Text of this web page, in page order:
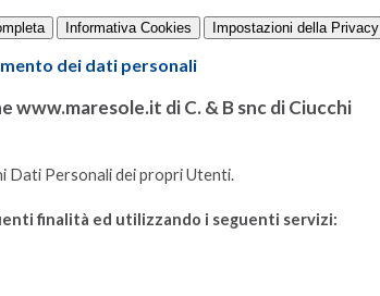
Informativa Cookies Impostazioni della Privacy
dei dati personali
www.maresole.it di C. & B snc di Ciucchi
Dati Personali dei propri Utenti.
finalità ed utilizzando i seguenti servizi: